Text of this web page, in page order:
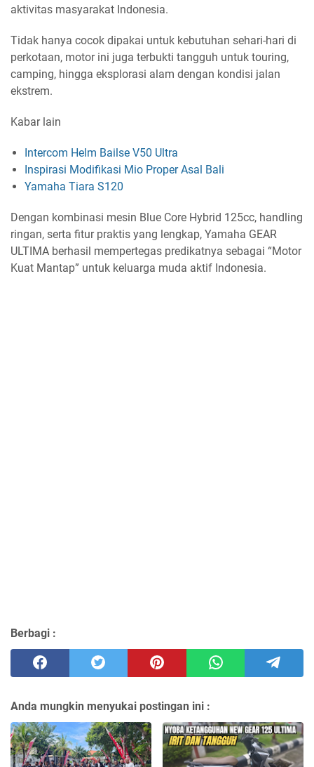
aktivitas masyarakat Indonesia.
Tidak hanya cocok dipakai untuk kebutuhan sehari-hari di
perkotaan, motor ini juga terbukti tangguh untuk touring,
camping, hingga eksplorasi alam dengan kondisi jalan
ekstrem.
Kabar lain
Intercom Helm Bailse V50 Ultra
Inspirasi Modifikasi Mio Proper Asal Bali
Yamaha Tiara S120
Dengan kombinasi mesin Blue Core Hybrid 125cc, handling
ringan, serta fitur praktis yang lengkap, Yamaha GEAR
ULTIMA berhasil mempertegas predikatnya sebagai “Motor
Kuat Mantap” untuk keluarga muda aktif Indonesia.
Berbagi :
Anda mungkin menyukai postingan ini :